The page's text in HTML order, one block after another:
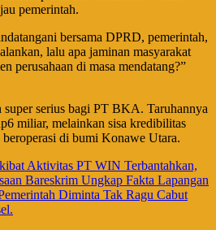
pemerintah.
bersama DPRD, pemerintah,
lalu apa jaminan masyarakat
perusahaan di masa mendatang?”
serius bagi PT BKA. Taruhannya
miliar, melainkan sisa kredibilitas
beroperasi di bumi Konawe Utara.
Aktivitas PT WIN Terbantahkan,
Bareskrim Ungkap Fakta Lapangan
Diminta Tak Ragu Cabut